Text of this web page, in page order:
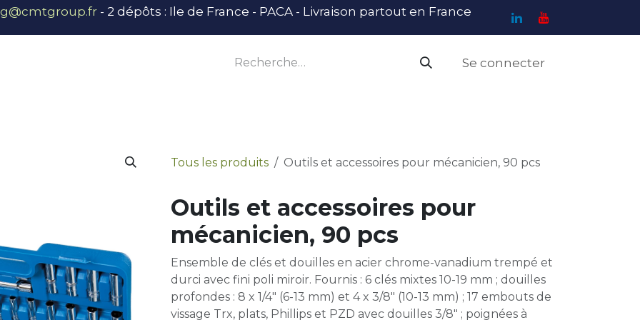
- 2 dépôts : Ile de France - PACA - Livraison partout en France
Se connecter
Tous les produits Outils et accessoires pour mécanicien, 90 pcs
Outils et accessoires pour
mécanicien, 90 pcs
Ensemble de clés et douilles en acier chrome-vanadium trempé et
durci avec fini poli miroir. Fournis : 6 clés mixtes 10-19 mm ; douilles
profondes : 8 x 1/4" (6-13 mm) et 4 x 3/8" (10-13 mm) ; 17 embouts de
vissage Trx, plats, Phillips et PZD avec douilles 3/8" ; poignées à